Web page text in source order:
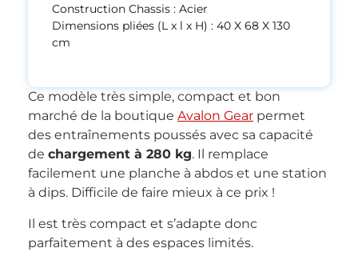
Construction Chassis : Acier
Dimensions pliées (L x l x H) : 40 X 68 X 130
cm
Ce modèle très simple, compact et bon
marché de la boutique Avalon Gear permet
des entraînements poussés avec sa capacité
de chargement à 280 kg. Il remplace
facilement une planche à abdos et une station
à dips. Difficile de faire mieux à ce prix !
Il est très compact et s’adapte donc
parfaitement à des espaces limités.